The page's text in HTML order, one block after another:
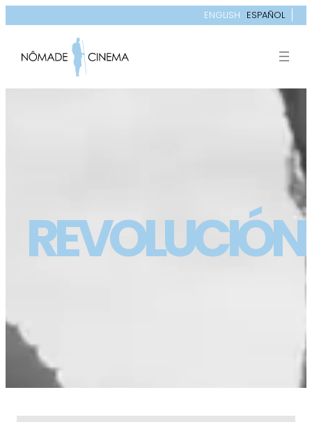
ENGLISH ESPAÑOL
REVOLUCIÓN